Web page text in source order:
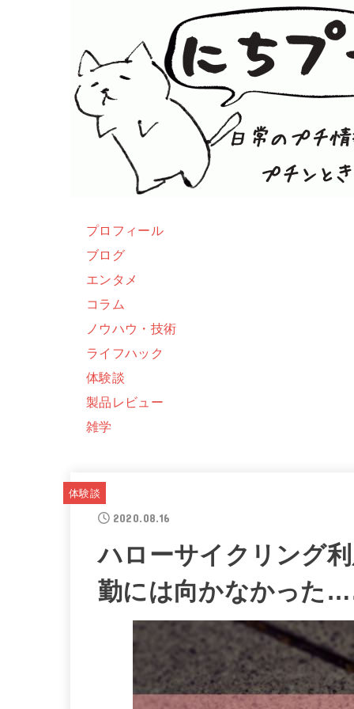
プロフィール
ブログ
エンタメ
コラム
ノウハウ・技術
ライフハック
体験談
製品レビュー
雑学
体験談
2020.08.16
ハローサイクリング
勤には向かなかった